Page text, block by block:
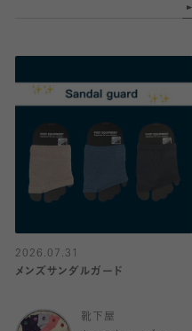
2026.07.31
メンズサンダルガード
靴下屋